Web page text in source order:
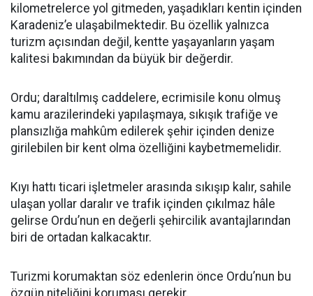
kilometrelerce yol gitmeden, yaşadıkları kentin içinden
Karadeniz’e ulaşabilmektedir. Bu özellik yalnızca
turizm açısından değil, kentte yaşayanların yaşam
kalitesi bakımından da büyük bir değerdir.
Ordu; daraltılmış caddelere, ecrimisile konu olmuş
kamu arazilerindeki yapılaşmaya, sıkışık trafiğe ve
plansızlığa mahkûm edilerek şehir içinden denize
girilebilen bir kent olma özelliğini kaybetmemelidir.
Kıyı hattı ticari işletmeler arasında sıkışıp kalır, sahile
ulaşan yollar daralır ve trafik içinden çıkılmaz hâle
gelirse Ordu’nun en değerli şehircilik avantajlarından
biri de ortadan kalkacaktır.
Turizmi korumaktan söz edenlerin önce Ordu’nun bu
özgün niteliğini koruması gerekir.